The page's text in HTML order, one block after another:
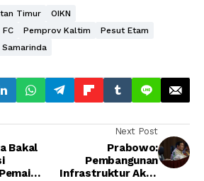
Timur
OIKN
Pemprov Kaltim
Pesut Etam
Samarinda
Bakal
Next Post
Prabowo:
Pembangunan
Infrastruktur Akan